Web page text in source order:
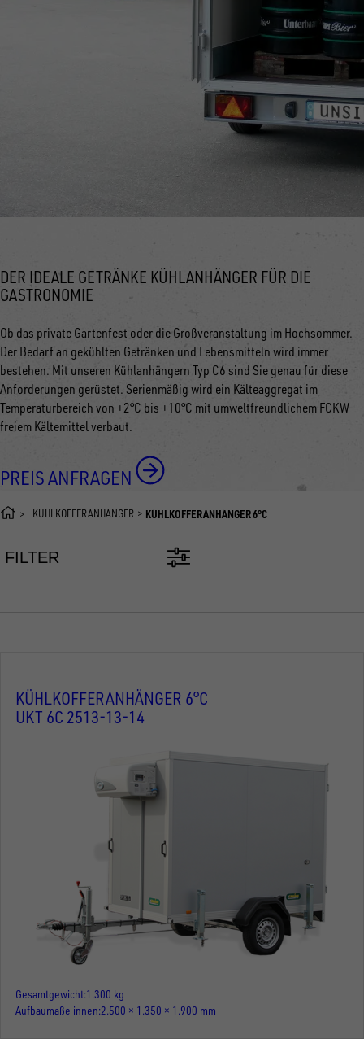
DER IDEALE GETRÄNKE KÜHLANHÄNGER FÜR DIE
GASTRONOMIE
Ob das private Gartenfest oder die Großveranstaltung im Hochsommer.
Der Bedarf an gekühlten Getränken und Lebensmitteln wird immer
bestehen. Mit unseren Kühlanhängern Typ C6 sind Sie genau für diese
Anforderungen gerüstet. Serienmäßig wird ein Kälteaggregat im
Temperaturbereich von +2°C bis +10°C mit umweltfreundlichem FCKW-
freiem Kältemittel verbaut.
PREIS ANFRAGEN
KÜHLKOFFERANHÄNGER KÜHLKOFFERANHÄNGER 6°C
FILTER
KÜHLKOFFERANHÄNGER 6°C
UKT 6C 2513-13-14
Gesamtgewicht 1.300 kg
Aufbaumaße innen 2.500 × 1.350 × 1.900 mm